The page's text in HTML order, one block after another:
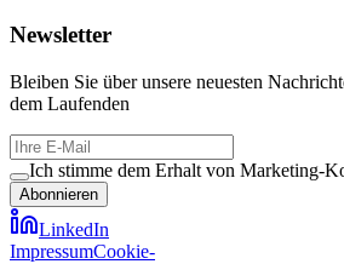
Newsletter
Bleiben Sie über unsere neuesten
dem Laufenden
Ich stimme dem Erhalt von Marketing-
Abonnieren
LinkedIn
ImpressumCookie-